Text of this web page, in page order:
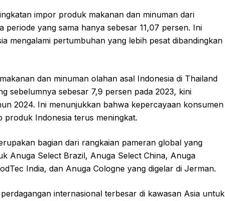
impor produk makanan dan minuman dari
periode yang sama hanya sebesar 11,07 persen. Ini
mengalami pertumbuhan yang lebih pesat dibandingkan
dan minuman olahan asal Indonesia di Thailand
sebelumnya sebesar 7,9 persen pada 2023, kini
2024. Ini menunjukkan bahwa kepercayaan konsumen
produk Indonesia terus meningkat.
bagian dari rangkaian pameran global yang
Anuga Select Brazil, Anuga Select China, Anuga
India, dan Anuga Cologne yang digelar di Jerman.
internasional terbesar di kawasan Asia untuk